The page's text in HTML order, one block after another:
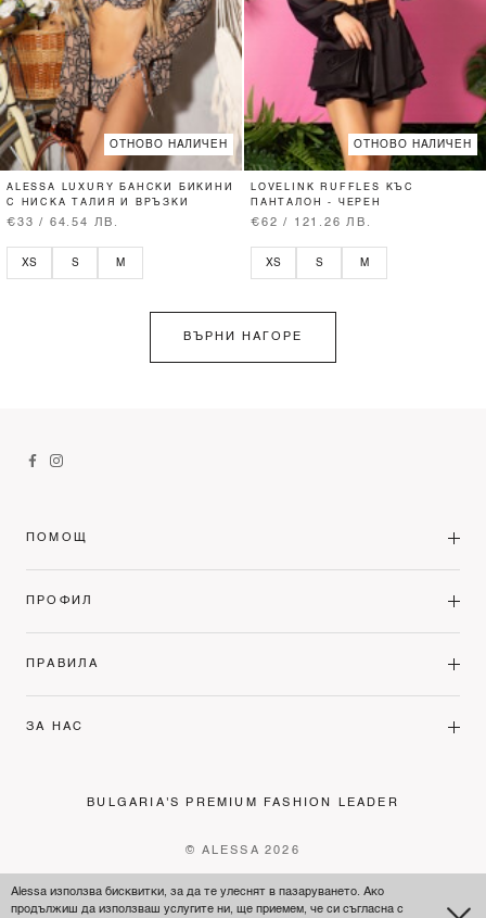
ОТНОВО НАЛИЧЕН
ALESSA LUXURY БАНСКИ БИКИНИ
С НИСКА ТАЛИЯ И ВРЪЗКИ
€33 / 64.54 ЛВ.
XS S M
ОТНОВО НАЛИЧЕН
LOVELINK RUFFLES КЪС
ПАНТАЛОН - ЧЕРЕН
€62 / 121.26 ЛВ.
XS S M
ВЪРНИ НАГОРЕ
Alessa използва бисквитки, за да те улеснят в пазаруването. Ако
продължиш да използваш услугите ни, ще приемем, че си съгласна с
ПОМОЩ
ПРОФИЛ
ПРАВИЛА
ЗА НАС
BULGARIA'S PREMIUM FASHION LEADER
© ALESSA 2026